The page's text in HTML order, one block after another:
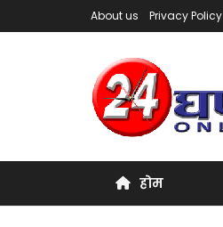
About us Privacy Policy
होम